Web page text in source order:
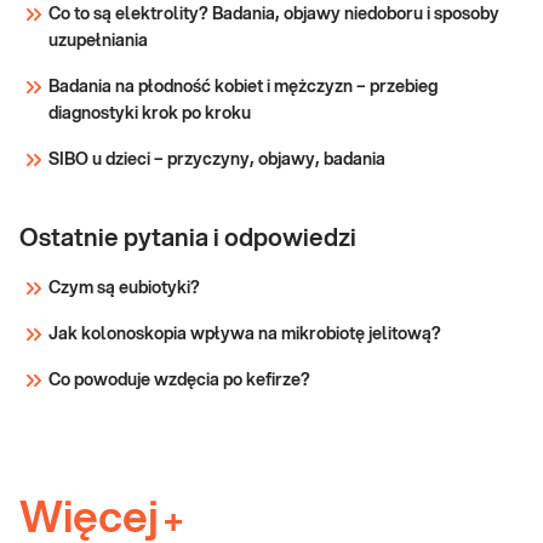
Co to są elektrolity? Badania, objawy niedoboru i sposoby
uzupełniania
Badania na płodność kobiet i mężczyzn – przebieg
diagnostyki krok po kroku
SIBO u dzieci – przyczyny, objawy, badania
Ostatnie pytania i odpowiedzi
Czym są eubiotyki?
Jak kolonoskopia wpływa na mikrobiotę jelitową?
Co powoduje wzdęcia po kefirze?
Więcej +